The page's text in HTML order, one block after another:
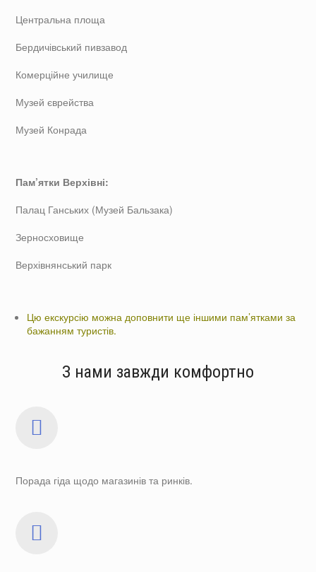
Центральна площа
Бердичівський пивзавод
Комерційне училище
Музей єврейства
Музей Конрада
Пам’ятки Верхівні:
Палац Ганських (Музей Бальзака)
Зерносховище
Верхівнянський парк
Цю екскурсію можна доповнити ще іншими пам’ятками за
бажанням туристів.
З нами завжди комфортно
Порада гіда щодо магазинів та ринків.